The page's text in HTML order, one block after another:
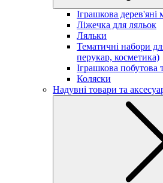
Іграшкова дерев'яні
Ліжечка для ляльок
Ляльки
Тематичні набори
перукар, косметика)
Іграшкова побутова
Коляски
Надувні товари та